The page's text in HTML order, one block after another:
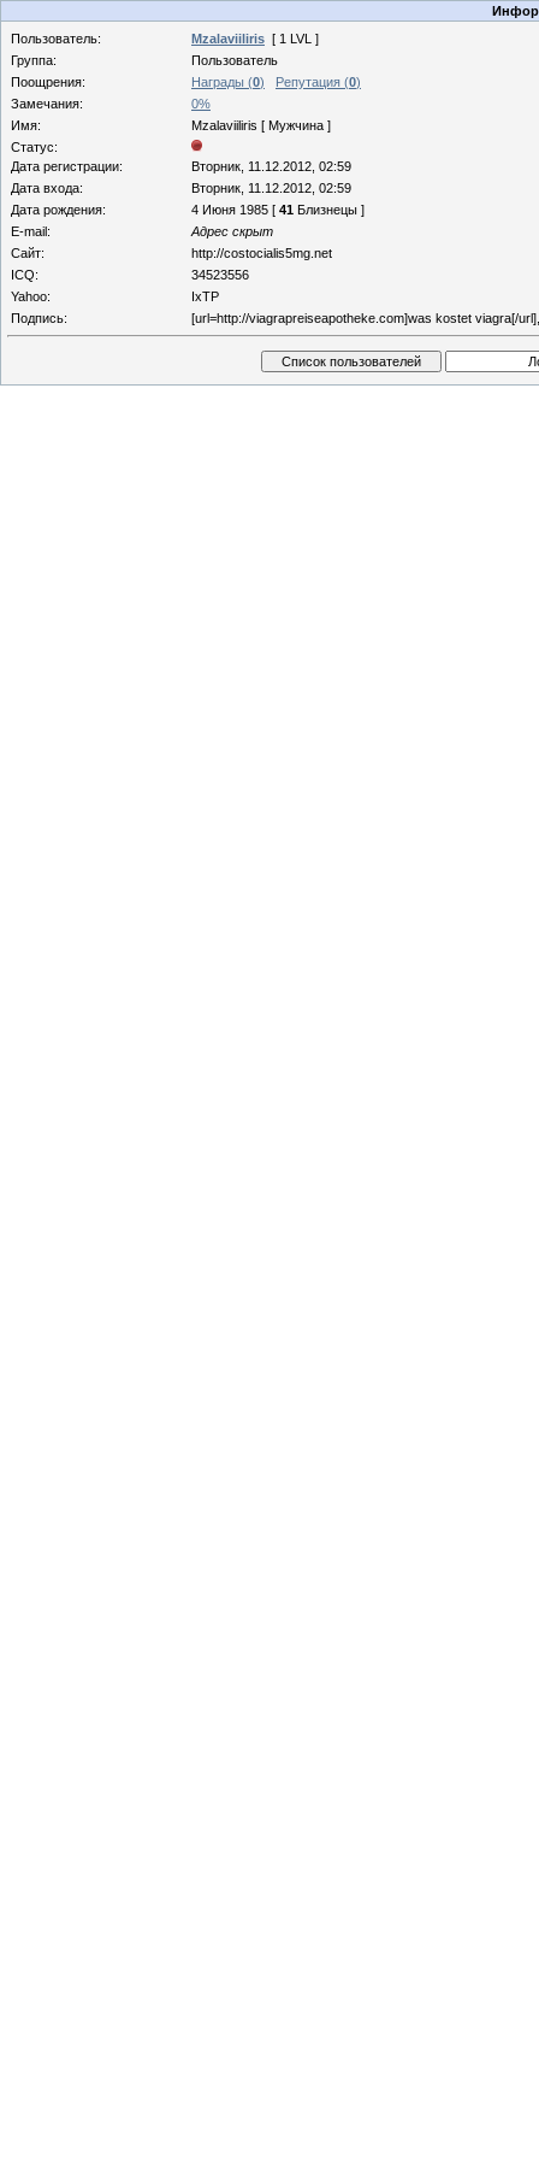
Пользователь:
Mzalaviiliris [ 1 LVL ]
Группа:
Пользователь
Поощрения:
Награды (0) Репутация (0)
Замечания:
0%
Имя:
Mzalaviiliris [ Мужчина ]
Статус:
Дата регистрации:
Вторник, 11.12.2012, 02:59
Дата входа:
Вторник, 11.12.2012, 02:59
Дата рождения:
4 Июня 1985 [ 41 Близнецы ]
E-mail:
Адрес скрыт
Сайт:
http://costocialis5mg.net
ICQ:
34523556
Yahoo:
IxTP
Подпись:
[url=http://viagrapreiseapotheke.com]was kostet viagra[/